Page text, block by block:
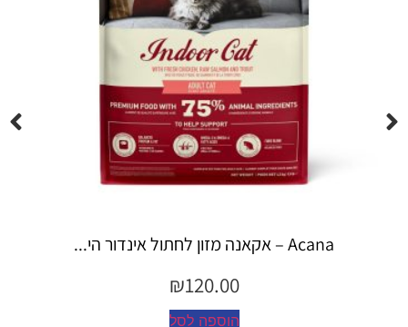
Espree – שמפו 355 מ"ל יערות ה...